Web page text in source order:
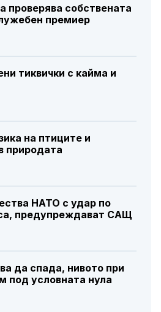
проверява собствената
премиер
тиквички с кайма и
на птиците и
природата
НАТО с удар по
предупреждават САЩ
да спада, нивото при
под условната нула